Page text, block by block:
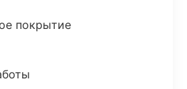
покрытие